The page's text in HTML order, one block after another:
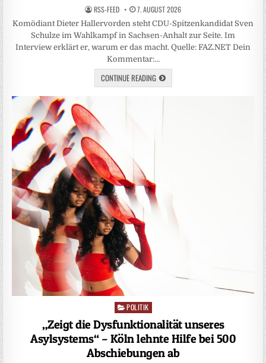
RSS-FEED 7. AUGUST 2026
Komödiant Dieter Hallervorden steht CDU-Spitzenkandidat Sven
Schulze im Wahlkampf in Sachsen-Anhalt zur Seite. Im
Interview erklärt er, warum er das macht. Quelle: FAZ.NET Dein
Kommentar:…
CONTINUE READING
Posted
in
POLITIK
„Zeigt die Dysfunktionalität unseres
Asylsystems“ – Köln lehnte Hilfe bei 500
Abschiebungen ab